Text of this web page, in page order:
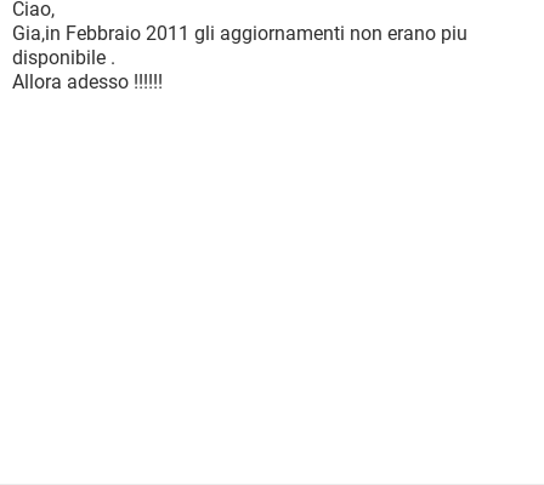
Ciao,
Gia,in Febbraio 2011 gli aggiornamenti non erano piu
disponibile .
Allora adesso !!!!!!